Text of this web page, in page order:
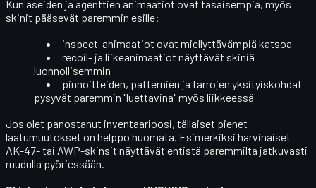
Kun aseiden ja agenttien animaatiot ovat tasaisempia, myös
skinit pääsevät paremmin esille:
inspect-animaatiot ovat miellyttävämpiä katsoa
recoil- ja liikeanimaatiot näyttävät skiniä
luonnollisemmin
pinnoitteiden, patternien ja tarrojen yksityiskohdat
pysyvät paremmin "luettavina" myös liikkeessä
Jos olet panostanut inventaarioosi, tällaiset pienet
laatumuutokset on helppo huomata. Esimerkiksi harvinaiset
AK-47- tai AWP-skinsit näyttävät entistä paremmilta jatkuvasti
ruudulla pyöriessään.